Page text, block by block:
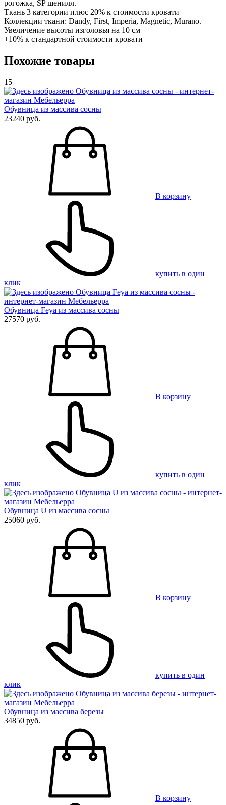
рогожка, SP шенилл.
Ткань 3 категории плюс 20% к стоимости кровати
Коллекции ткани: Dandy, First, Imperia, Magnetic, Murano.
Увеличение высоты изголовья на 10 см
+10% к стандартной стоимости кровати
Похожие товары
15
Обувница из массива сосны
23240 руб.
В корзину
купить в один
клик
Обувница Feya из массива сосны
27570 руб.
В корзину
купить в один
клик
Обувница U из массива сосны
25060 руб.
В корзину
купить в один
клик
Обувница из массива березы
34850 руб.
В корзину